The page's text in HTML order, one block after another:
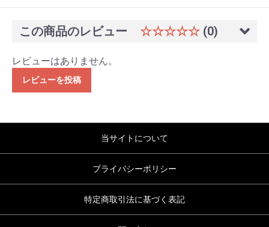
この商品のレビュー ☆☆☆☆☆ (0)
レビューはありません。
レビューを投稿
当サイトについて
プライバシーポリシー
特定商取引法に基づく表記